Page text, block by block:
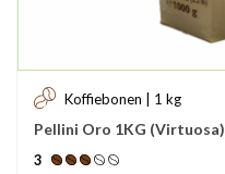
Koffiebonen | 1 kg
Pellini Oro 1KG (Virtuosa)
3